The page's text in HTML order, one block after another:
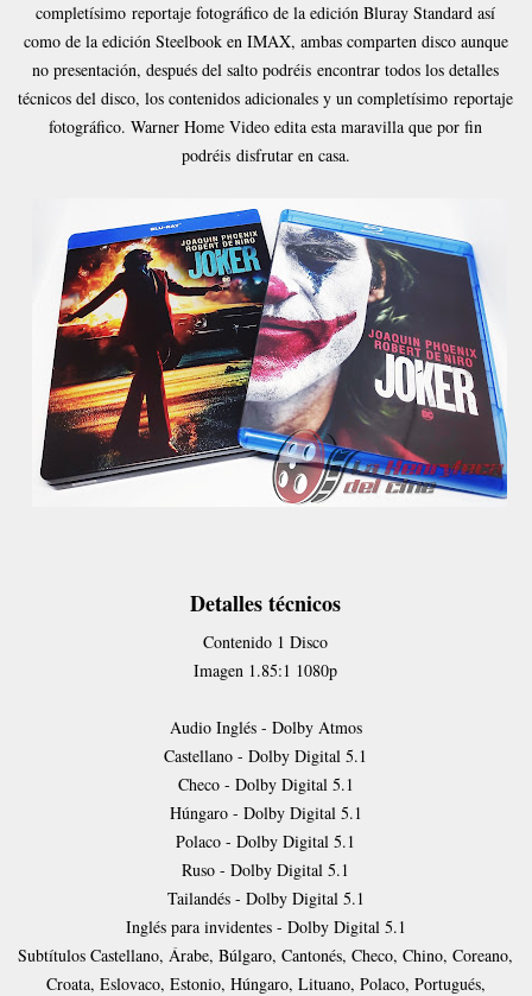
completísimo reportaje fotográfico de la edición Bluray Standard así
como de la edición Steelbook en IMAX, ambas comparten disco aunque
no presentación, después del salto podréis encontrar todos los detalles
técnicos del disco, los contenidos adicionales y un completísimo reportaje
fotográfico. Warner Home Video edita esta maravilla que por fin
podréis disfrutar en casa.
Detalles técnicos
Contenido 1 Disco
Imagen 1.85:1 1080p
Audio Inglés - Dolby Atmos
Castellano - Dolby Digital 5.1
Checo - Dolby Digital 5.1
Húngaro - Dolby Digital 5.1
Polaco - Dolby Digital 5.1
Ruso - Dolby Digital 5.1
Tailandés - Dolby Digital 5.1
Inglés para invidentes - Dolby Digital 5.1
Subtítulos Castellano, Árabe, Búlgaro, Cantonés, Checo, Chino, Coreano,
Croata, Eslovaco, Estonio, Húngaro, Lituano, Polaco, Portugués,